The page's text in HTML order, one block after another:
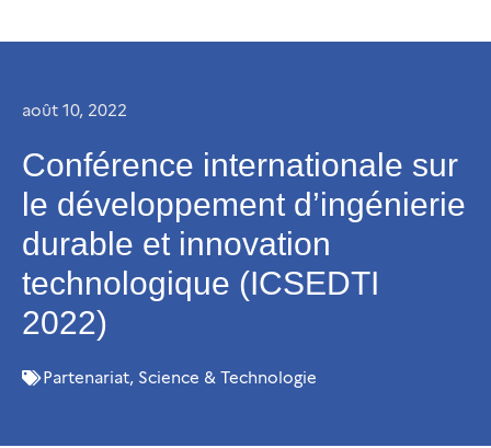
août 10, 2022
Conférence internationale sur
le développement d’ingénierie
durable et innovation
technologique (ICSEDTI
2022)
Partenariat, Science & Technologie